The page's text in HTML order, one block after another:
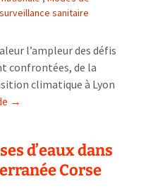
sanitaire
l’ampleur des défis
confrontées, de la
climatique à Lyon
Les
Health
dont
→
d’eaux dans
Corse